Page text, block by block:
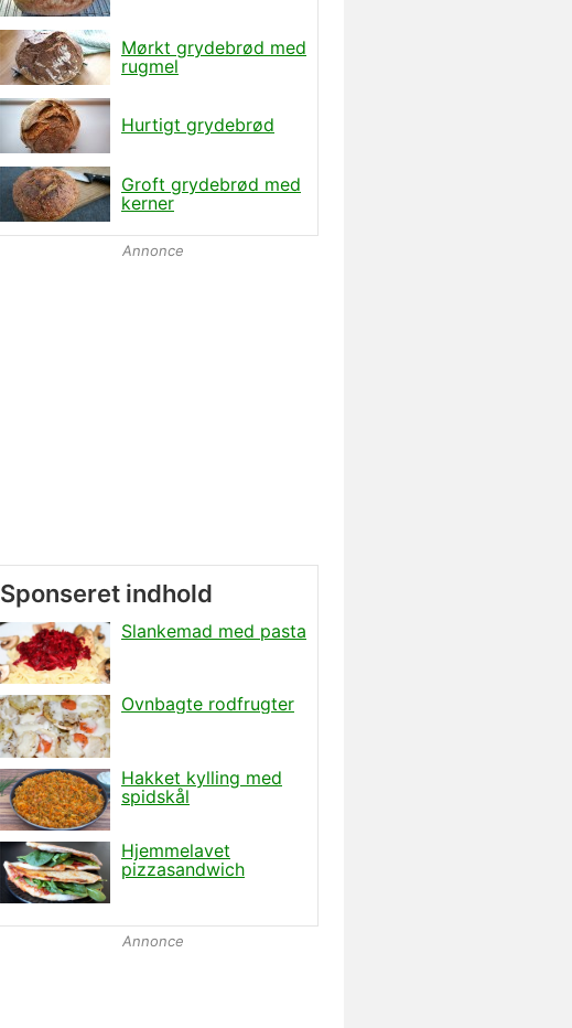
Mørkt grydebrød med
rugmel
Hurtigt grydebrød
Groft grydebrød med
kerner
Annonce
Annonce